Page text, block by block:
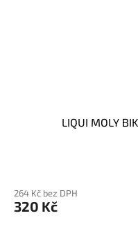
LIQUI MOLY
264 Kč bez DPH
320 Kč